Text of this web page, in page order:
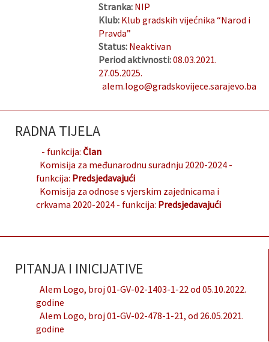
Stranka: NIP
Klub: Klub gradskih vijećnika “Narod i
Pravda”
Status: Neaktivan
Period aktivnosti:08.03.2021.
27.05.2025.
alem.logo@gradskovijece.sarajevo.ba
RADNA TIJELA
- funkcija: Član
Komisija za međunarodnu suradnju 2020-2024 -
funkcija: Predsjedavajući
Komisija za odnose s vjerskim zajednicama i
crkvama 2020-2024 - funkcija: Predsjedavajući
PITANJA I INICIJATIVE
Alem Logo, broj 01-GV-02-1403-1-22 od 05.10.2022.
godine
Alem Logo, broj 01-GV-02-478-1-21, od 26.05.2021.
godine